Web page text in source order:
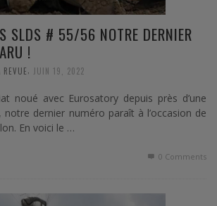
SLDS # 55/56 NOTRE DERNIER
!
REVUE JUIN 19, 2022
noué avec Eurosatory depuis près d’une
notre dernier numéro paraît à l’occasion de
En voici le …
0 Comments